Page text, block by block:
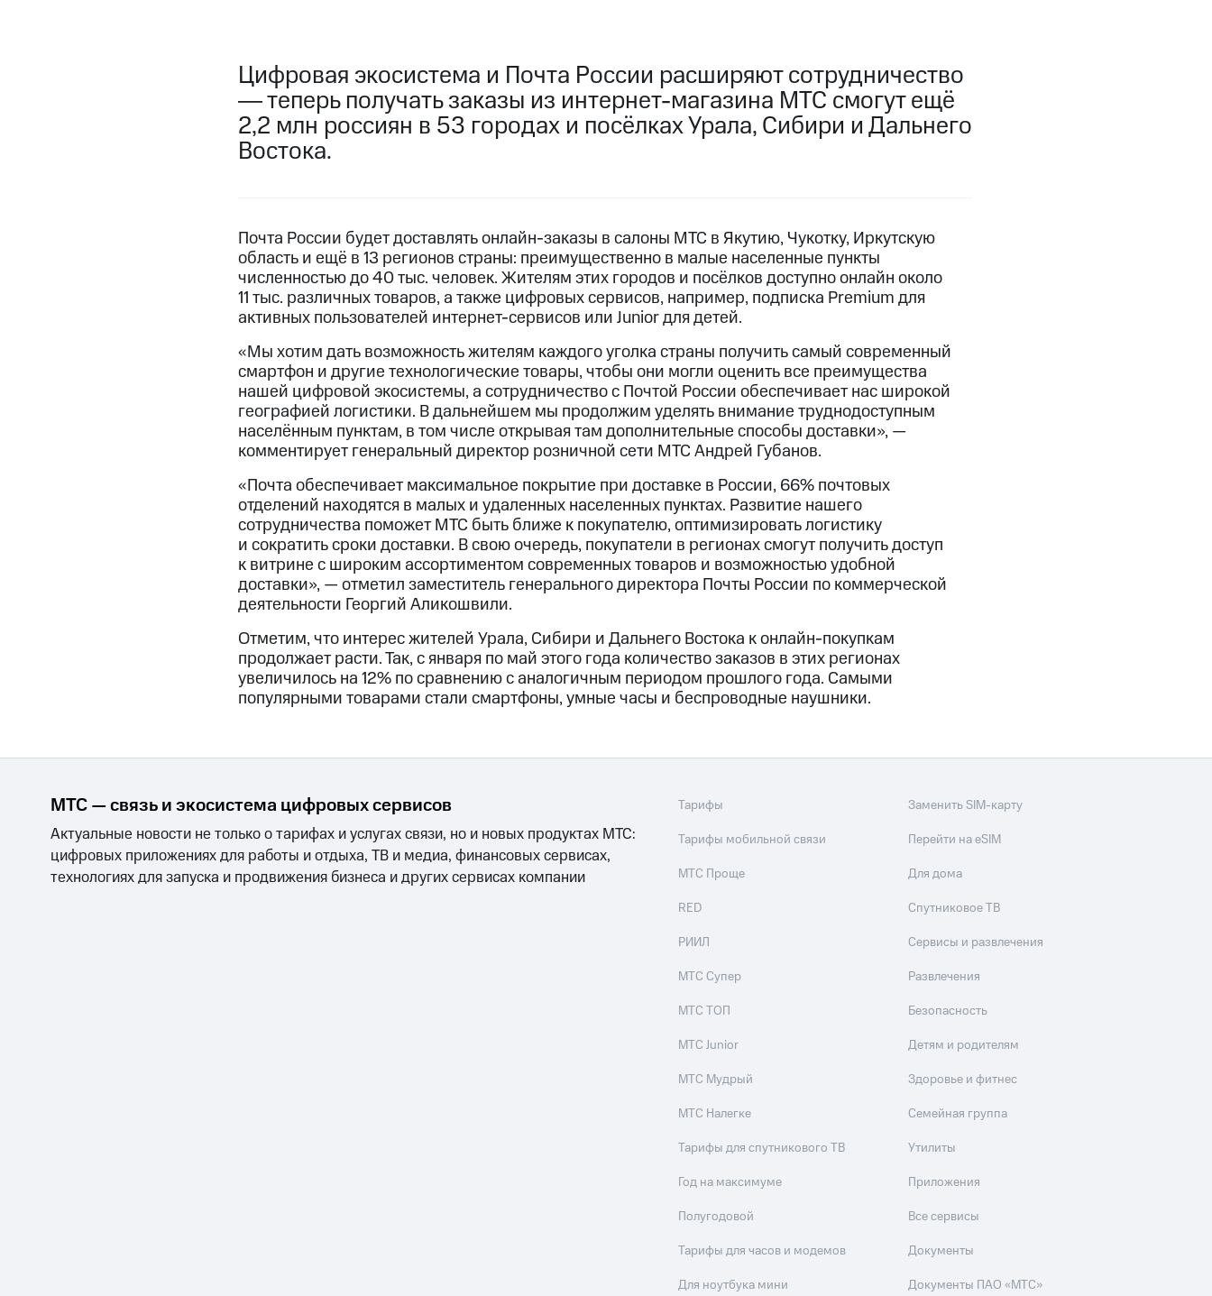
Цифровая экосистема и Почта России расширяют сотрудничество
― теперь получать заказы из интернет-магазина МТС смогут ещё
2,2 млн россиян в 53 городах и посёлках Урала, Сибири и Дальнего
Востока.
Почта России будет доставлять онлайн-заказы в салоны МТС в Якутию, Чукотку, Иркутскую
область и ещё в 13 регионов страны: преимущественно в малые населенные пункты
численностью до 40 тыс. человек. Жителям этих городов и посёлков доступно онлайн около
11 тыс. различных товаров, а также цифровых сервисов, например, подписка Premium для
активных пользователей интернет-сервисов или Junior для детей.
«Мы хотим дать возможность жителям каждого уголка страны получить самый современный
смартфон и другие технологические товары, чтобы они могли оценить все преимущества
нашей цифровой экосистемы, а сотрудничество с Почтой России обеспечивает нас широкой
географией логистики. В дальнейшем мы продолжим уделять внимание труднодоступным
населённым пунктам, в том числе открывая там дополнительные способы доставки», —
комментирует генеральный директор розничной сети МТС Андрей Губанов.
«Почта обеспечивает максимальное покрытие при доставке в России, 66% почтовых
отделений находятся в малых и удаленных населенных пунктах. Развитие нашего
сотрудничества поможет МТС быть ближе к покупателю, оптимизировать логистику
и сократить сроки доставки. В свою очередь, покупатели в регионах смогут получить доступ
к витрине с широким ассортиментом современных товаров и возможностью удобной
доставки», — отметил заместитель генерального директора Почты России по коммерческой
деятельности Георгий Аликошвили.
Отметим, что интерес жителей Урала, Сибири и Дальнего Востока к онлайн-покупкам
продолжает расти. Так, с января по май этого года количество заказов в этих регионах
увеличилось на 12% по сравнению с аналогичным периодом прошлого года. Самыми
популярными товарами стали смартфоны, умные часы и беспроводные наушники.
МТС — связь и экосистема цифровых сервисов
Актуальные новости не только о тарифах и услугах связи, но и новых продуктах МТС:
цифровых приложениях для работы и отдыха, ТВ и медиа, финансовых сервисах,
технологиях для запуска и продвижения бизнеса и других сервисах компании
Тарифы
Тарифы мобильной связи
МТС Проще
RED
РИИЛ
МТС Супер
МТС ТОП
МТС Junior
МТС Мудрый
МТС Налегке
Тарифы для спутникового ТВ
Год на максимуме
Полугодовой
Тарифы для часов и модемов
Для ноутбука мини
Заменить SIM-карту
Перейти на eSIM
Для дома
Спутниковое ТВ
Сервисы и развлечения
Развлечения
Безопасность
Детям и родителям
Здоровье и фитнес
Семейная группа
Утилиты
Приложения
Все сервисы
Документы
Документы ПАО «МТС»